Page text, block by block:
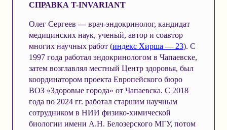
СПРАВКА T-INVARIANT
Олег Сергеев —врач-эндокринолог, кандидат
медицинских наук, ученый, автор и соавтор
многих научных работ (индекс Хирша — 23). С
1997 года работал эндокринологом в Чапаевске,
затем возглавлял местный Центр здоровья, был
координатором проекта Европейского бюро
ВОЗ «Здоровые города» от Чапаевска. С 2018
года по 2024 гг. работал старшим научным
сотрудником в НИИ физико-химической
биологии имени А.Н. Белозерского МГУ, потом